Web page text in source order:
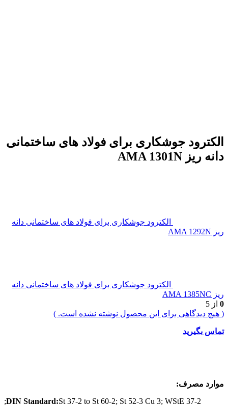
الکترود جوشکاری برای فولاد های ساختمانی
دانه ریز AMA 1301N
الکترود جوشکاری برای فولاد های ساختمانی دانه
ریز AMA 1292N
الکترود جوشکاری برای فولاد های ساختمانی دانه
ریز AMA 1385NC
0 از 5
( هیچ دیدگاهی برای این محصول نوشته نشده است. )
تماس بگیرید
موار د مصرف:
DIN Standard:St 37-2 to St 60-2; St 52-3 Cu 3; WStE 37-2;